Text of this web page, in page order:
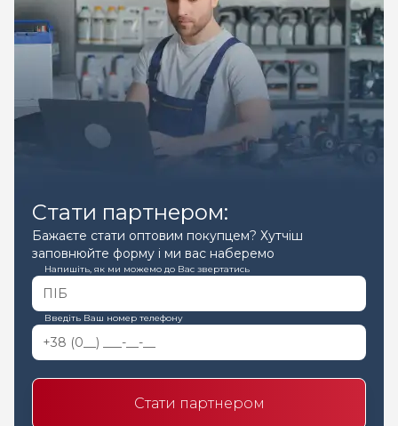
Стати партнером:
Бажаєте стати оптовим покупцем? Хутчіш
заповнюйте форму і ми вас наберемо
Напишіть, як ми можемо до Вас звертатись
Введіть Ваш номер телефону
Стати партнером